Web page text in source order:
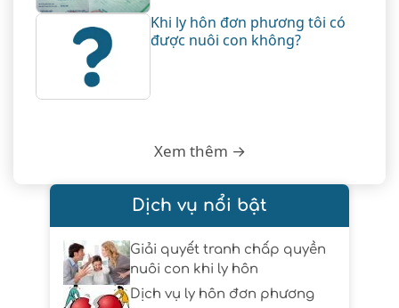
Khi ly hôn đơn phương tôi có
được nuôi con không?
Xem thêm →
Dịch vụ nổi bật
Giải quyết tranh chấp quyền
nuôi con khi ly hôn
Dịch vụ ly hôn đơn phương